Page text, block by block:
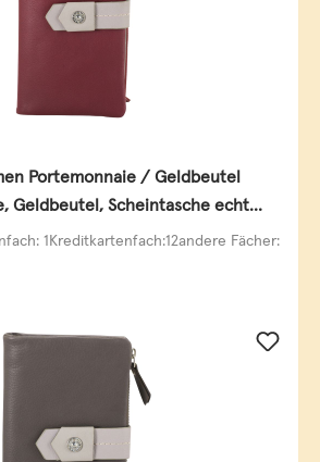
Portemonnaie / Geldbeutel
Geldbeutel, Scheintasche echt
1Kreditkartenfach:12andere Fächer: